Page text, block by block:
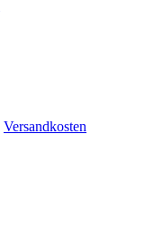
Versandkosten